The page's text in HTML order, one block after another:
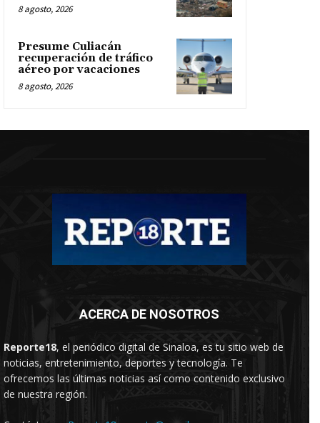
8 agosto, 2026
Presume Culiacán
recuperación de tráfico
aéreo por vacaciones
8 agosto, 2026
ACERCA DE NOSOTROS
Reporte18, el periódico digital de Sinaloa, es tu sitio web de
noticias, entretenimiento, deportes y tecnología. Te
ofrecemos las últimas noticias así como contenido exclusivo
de nuestra región.